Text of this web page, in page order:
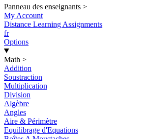
Panneau des enseignants >
My Account
Distance Learning Assignments
fr
Options
Math >
Addition
Soustraction
Multiplication
Division
Algèbre
Angles
Aire & Périmètre
Equilibrage d'Equations